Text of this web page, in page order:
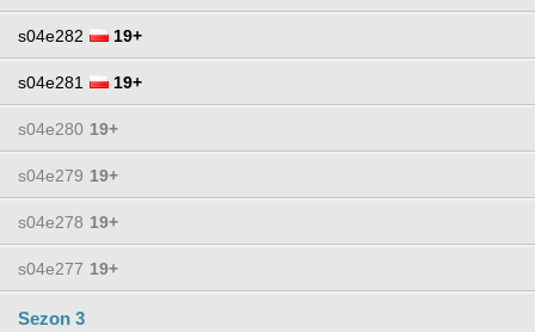
s04e282 19+
s04e281 19+
s04e280 19+
s04e279 19+
s04e278 19+
s04e277 19+
Sezon 3